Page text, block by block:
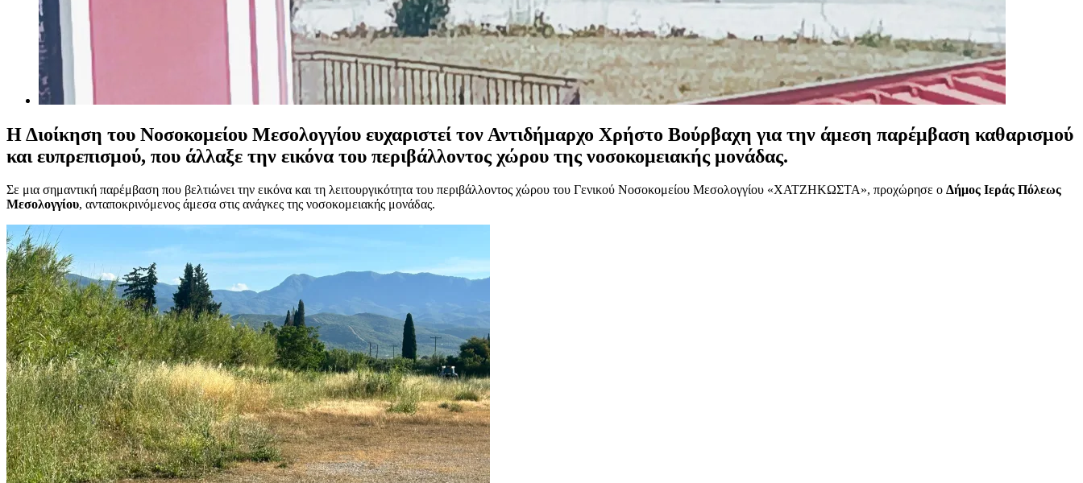
Η Διοίκηση του Νοσοκομείου Μεσολογγίου ευχαριστεί τον Αντιδήμαρχο Χρήστο Βούρβαχη για την άμεση παρέμβαση καθαρισμού
και ευπρεπισμού, που άλλαξε την εικόνα του περιβάλλοντος χώρου της νοσοκομειακής μονάδας.
Σε μια σημαντική παρέμβαση που βελτιώνει την εικόνα και τη λειτουργικότητα του περιβάλλοντος χώρου του Γενικού Νοσοκομείου Μεσολογγίου «ΧΑΤΖΗΚΩΣΤΑ», προχώρησε ο Δήμος Ιεράς Πόλεως
Μεσολογγίου, ανταποκρινόμενος άμεσα στις ανάγκες της νοσοκομειακής μονάδας.